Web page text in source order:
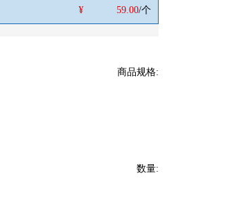
¥
59.00/个
商品规格:
数量: